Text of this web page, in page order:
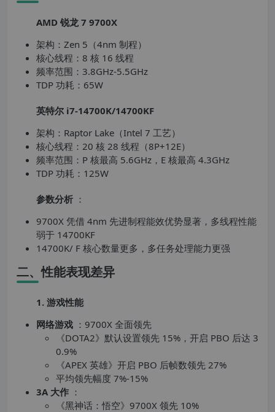
AMD 锐龙 7 9700X
架构：Zen 5（4nm 制程）
核心线程：8 核 16 线程
频率范围：3.8GHz-5.5GHz
TDP 功耗：65W
英特尔 i7-14700K/14700KF
架构：Raptor Lake（Intel 7 工艺）
核心线程：20 核 28 线程（8P+12E）
频率范围：P 核最高 5.6GHz，E 核最高 4.3GHz
TDP 功耗：125W
参数分析 ：
9700X 凭借 4nm 先进制程能效优势显著，多线程性能
弱于 14700KF
14700K/ F 核心数量更多，多任务处理能力更强
二、性能表现差异
1. 游戏性能
网络游戏 ：9700X 全面领先
《DOTA2》默认设置领先 15%，开启 PBO 后达 3
0.9%
《APEX 英雄》开启 PBO 后帧数领先 27%
平均领先幅度 7%-15%
3A 大作 ：
《黑神话：悟空》9700X 领先 10%